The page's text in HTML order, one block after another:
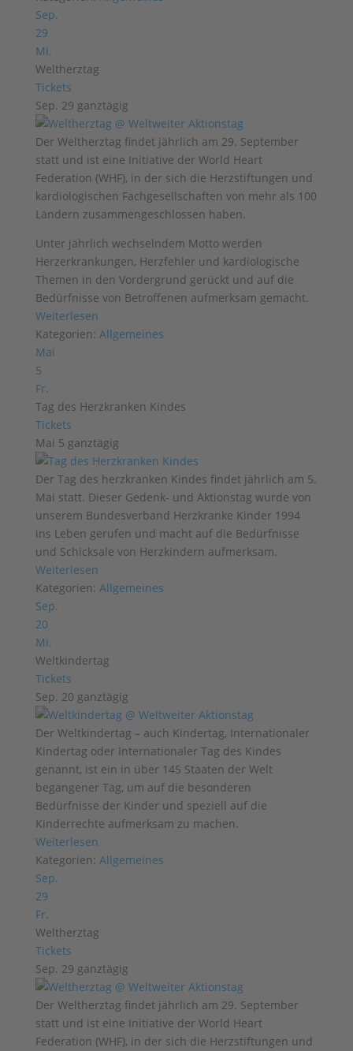
Sep.
29
Mi.
Weltherztag
Tickets
Sep. 29 ganztägig
Der Weltherztag findet jährlich am 29. September
statt und ist eine Initiative der World Heart
Federation (WHF), in der sich die Herzstiftungen und
kardiologischen Fachgesellschaften von mehr als 100
Ländern zusammengeschlossen haben.
Unter jährlich wechselndem Motto werden
Herzerkrankungen, Herzfehler und kardiologische
Themen in den Vordergrund gerückt und auf die
Bedürfnisse von Betroffenen aufmerksam gemacht.
Weiterlesen
Kategorien: Allgemeines
Mai
5
Fr.
Tag des Herzkranken Kindes
Tickets
Mai 5 ganztägig
Der Tag des herzkranken Kindes findet jährlich am 5.
Mai statt. Dieser Gedenk- und Aktionstag wurde von
unserem Bundesverband Herzkranke Kinder 1994
ins Leben gerufen und macht auf die Bedürfnisse
und Schicksale von Herzkindern aufmerksam.
Weiterlesen
Kategorien: Allgemeines
Sep.
20
Mi.
Weltkindertag
Tickets
Sep. 20 ganztägig
Der Weltkindertag – auch Kindertag, Internationaler
Kindertag oder Internationaler Tag des Kindes
genannt, ist ein in über 145 Staaten der Welt
begangener Tag, um auf die besonderen
Bedürfnisse der Kinder und speziell auf die
Kinderrechte aufmerksam zu machen.
Weiterlesen
Kategorien: Allgemeines
Sep.
29
Fr.
Weltherztag
Tickets
Sep. 29 ganztägig
Der Weltherztag findet jährlich am 29. September
statt und ist eine Initiative der World Heart
Federation (WHF), in der sich die Herzstiftungen und